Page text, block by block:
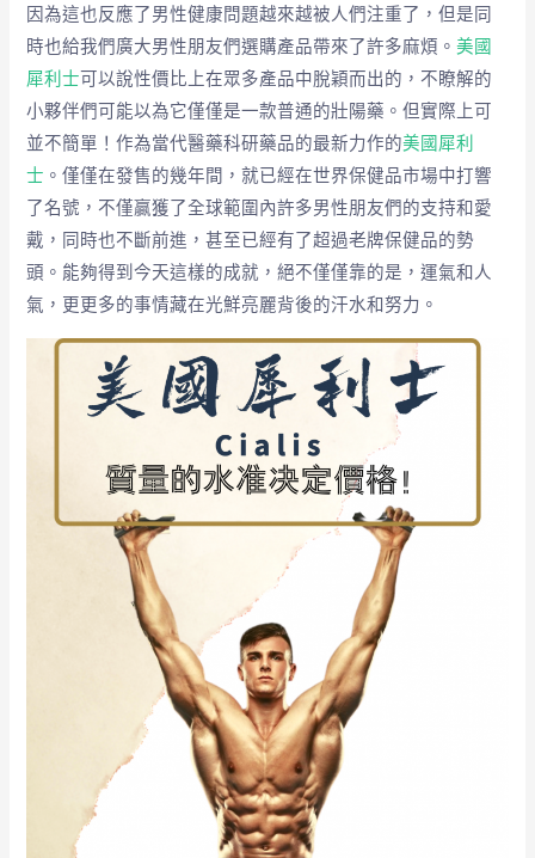
因為這也反應了男性健康問題越來越被人們注重了，但是同
時也給我們廣大男性朋友們選購產品帶來了許多麻煩。美國
犀利士可以說性價比上在眾多產品中脫穎而出的，不瞭解的
小夥伴們可能以為它僅僅是一款普通的壯陽藥。但實際上可
並不簡單！作為當代醫藥科研藥品的最新力作的美國犀利
士 。僅僅在發售的幾年間，就已經在世界保健品市場中打響
了名號，不僅贏獲了全球範圍內許多男性朋友們的支持和愛
戴，同時也不斷前進，甚至已經有了超過老牌保健品的勢
頭。能夠得到今天這樣的成就，絕不僅僅靠的是，運氣和人
氣，更更多的事情藏在光鮮亮麗背後的汗水和努力。